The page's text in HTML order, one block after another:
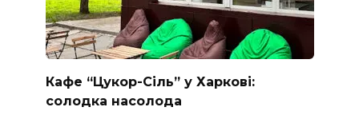
Кафе “Цукор-Сіль” у Харкові:
солодка насолода